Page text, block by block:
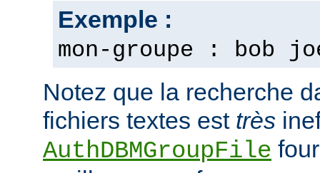
Exemple :
mon-groupe : bob
Notez que la recherche
fichiers textes est très
AuthDBMGroupFile